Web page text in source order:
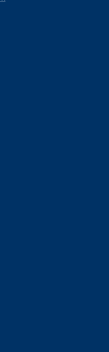
Wirtschaft.
geht die
Stufe. Mit
Gespräche